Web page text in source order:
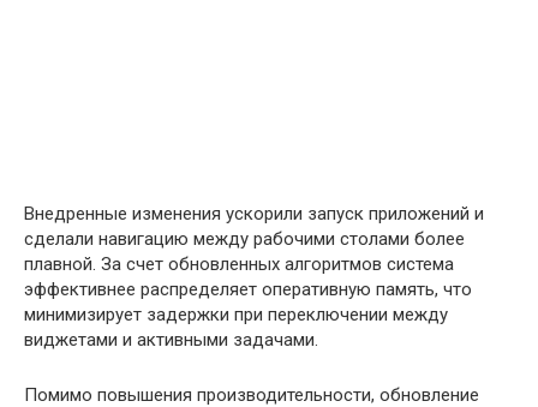
Внедренные изменения ускорили запуск приложений и
сделали навигацию между рабочими столами более
плавной. За счет обновленных алгоритмов система
эффективнее распределяет оперативную память, что
минимизирует задержки при переключении между
виджетами и активными задачами.
Помимо повышения производительности, обновление